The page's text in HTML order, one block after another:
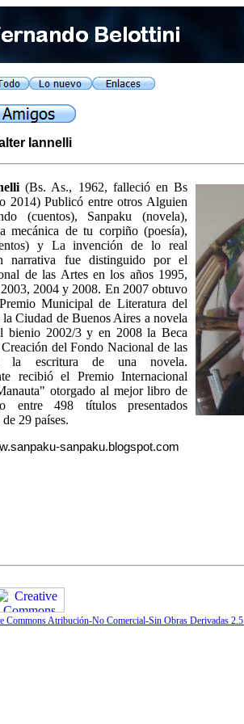
Iannelli
(Bs. As., 1962, falleció en Bs
2014) Publicó entre otros Alguien
(cuentos), Sanpaku (novela),
mecánica de tu corpiño (poesía),
y La invención de lo real
narrativa fue distinguido por el
de las Artes en los años 1995,
2004 y 2008. En 2007 obtuvo
Municipal de Literatura del
Ciudad de Buenos Aires a novela
bienio 2002/3 y en 2008 la Beca
del Fondo Nacional de las
la escritura de una novela.
recibió el Premio Internacional
otorgado al mejor libro de
entre 498 títulos presentados
29 países.
sanpaku.blogspot.com
Commons Atribución-No Comercial-Sin Obras Derivadas 2.5